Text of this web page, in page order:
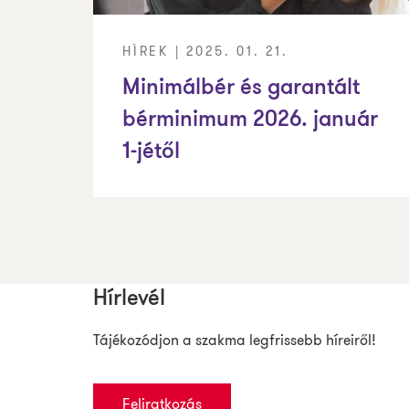
HÍREK | 2025. 01. 21.
Minimálbér és garantált
bérminimum 2026. január
1-jétől
Hírlevél
Tájékozódjon a szakma legfrissebb híreiről!
Feliratkozás